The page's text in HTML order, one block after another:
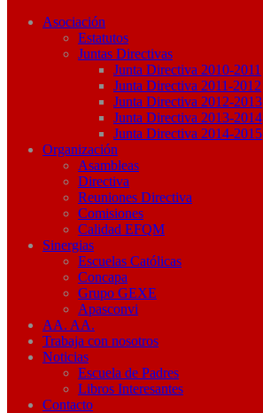
Asociación
Estatutos
Juntas Directivas
Junta Directiva 2010-2011
Junta Directiva 2011-2012
Junta Directiva 2012-2013
Junta Directiva 2013-2014
Junta Directiva 2014-2015
Organización
Asambleas
Directiva
Reuniones Directiva
Comisiones
Calidad EFQM
Sinergias
Escuelas Católicas
Concapa
Grupo GEXE
Apasconvi
AA. AA.
Trabaja con nosotros
Noticias
Escuela de Padres
Libros Interesantes
Contacto